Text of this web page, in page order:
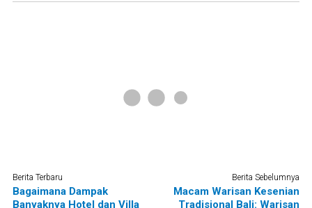
Berita Terbaru
Bagaimana Dampak
Banyaknya Hotel dan Villa
Berita Sebelumnya
Macam Warisan Kesenian
Tradisional Bali: Warisan